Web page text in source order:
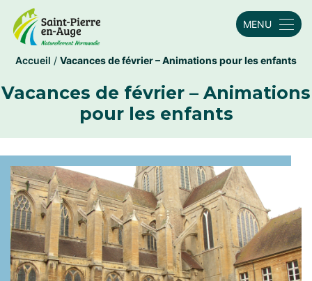
MENU
Accueil / Vacances de février – Animations pour les enfants
Vacances de février – Animations
pour les enfants